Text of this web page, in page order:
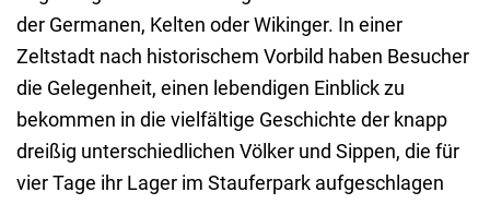
der Germanen, Kelten oder Wikinger. In einer
Zeltstadt nach historischem Vorbild haben Besucher
die Gelegenheit, einen lebendigen Einblick zu
bekommen in die vielfältige Geschichte der knapp
dreißig unterschiedlichen Völker und Sippen, die für
vier Tage ihr Lager im Stauferpark aufgeschlagen